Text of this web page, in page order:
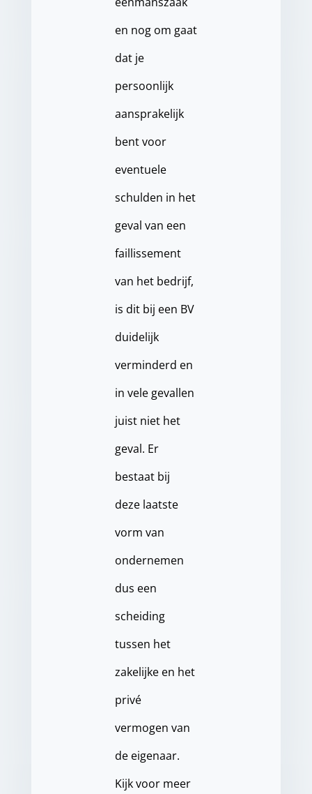
en nog om gaat
dat je
persoonlijk
aansprakelijk
bent voor
eventuele
schulden in het
geval van een
faillissement
van het bedrijf,
is dit bij een BV
duidelijk
verminderd en
in vele gevallen
juist niet het
geval. Er
bestaat bij
deze laatste
vorm van
ondernemen
dus een
scheiding
tussen het
zakelijke en het
privé
vermogen van
de eigenaar.
Kijk voor meer